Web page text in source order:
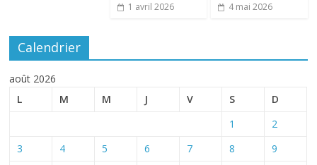
1 avril 2026 4 mai 2026
Calendrier
août 2026
L
M M J V S D
1
2
3
4 5 6 7 8
9